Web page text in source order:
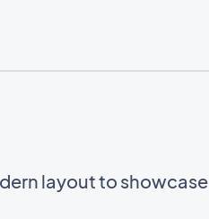
layout to showcase